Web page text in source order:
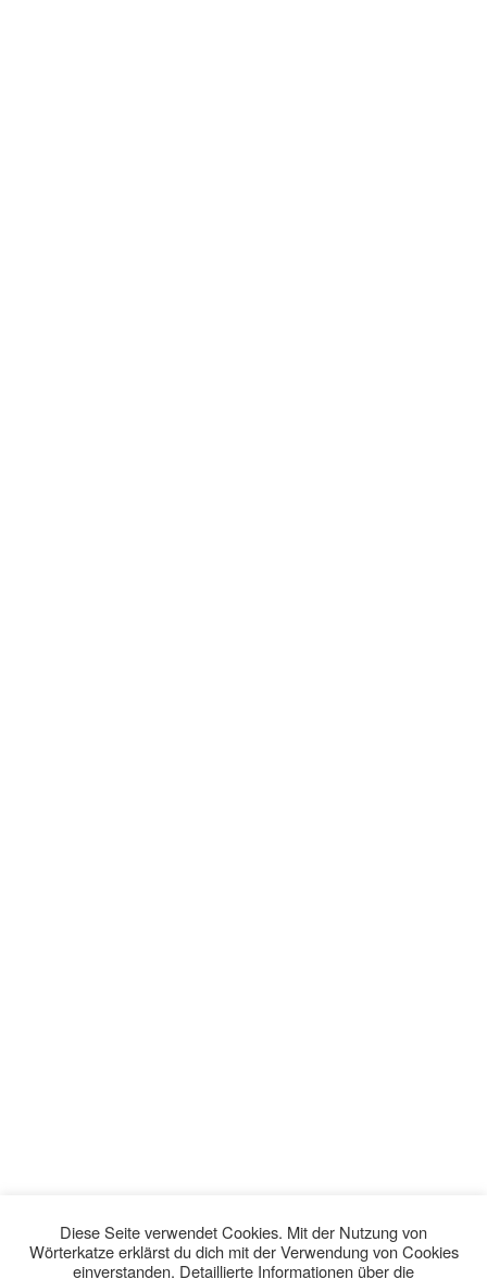
Diese Seite verwendet Cookies. Mit der Nutzung von
Wörterkatze erklärst du dich mit der Verwendung von Cookies
einverstanden. Detaillierte Informationen über die